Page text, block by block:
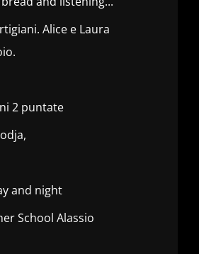
Alice e Laura
2 puntate
and night
School Alassio